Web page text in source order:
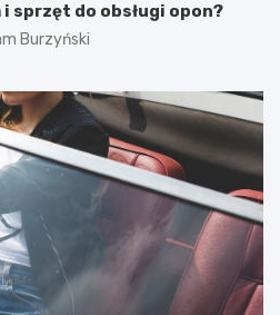
sprzęt do obsługi opon?
Burzyński